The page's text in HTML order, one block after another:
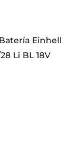
Einhell
Li BL 18V